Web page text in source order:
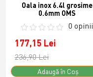
Oala inox 6.4l grosime
0.6mm OMS
0 opinii
177,15 Lei
236,90 Lei
Adaugă în Coş